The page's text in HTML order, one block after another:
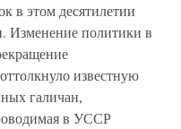
в этом десятилетии
Изменение политики в
известную
галичан,
в УССР